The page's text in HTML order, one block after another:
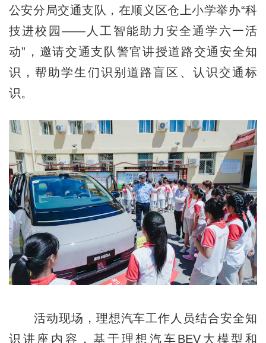
公安分局交通支队，在顺义区仓上小学举办“科
技进校园——人工智能助力安全通学六一活
动”，邀请交通支队警官讲授道路交通安全知
识，帮助学生们识别道路盲区、认识交通标
识。
活动现场，理想汽车工作人员结合安全知
识讲座内容，基于理想汽车BEV大模型和